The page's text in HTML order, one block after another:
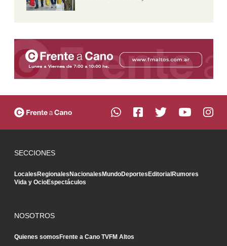
SECCIONES
LocalesRegionalesNacionalesMundoDeportesEditorialRumores
Vida y OcioEspectáculos
NOSOTROS
Quienes somosFrente a Cano TVFM Altos